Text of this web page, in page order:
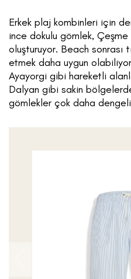
Erkek plaj kombinleri için
ince dokulu gömlek,
oluşturuyor. Beach
etmek daha uygun
Ayayorgi gibi hareketli
Dalyan gibi sakin
gömlekler çok daha